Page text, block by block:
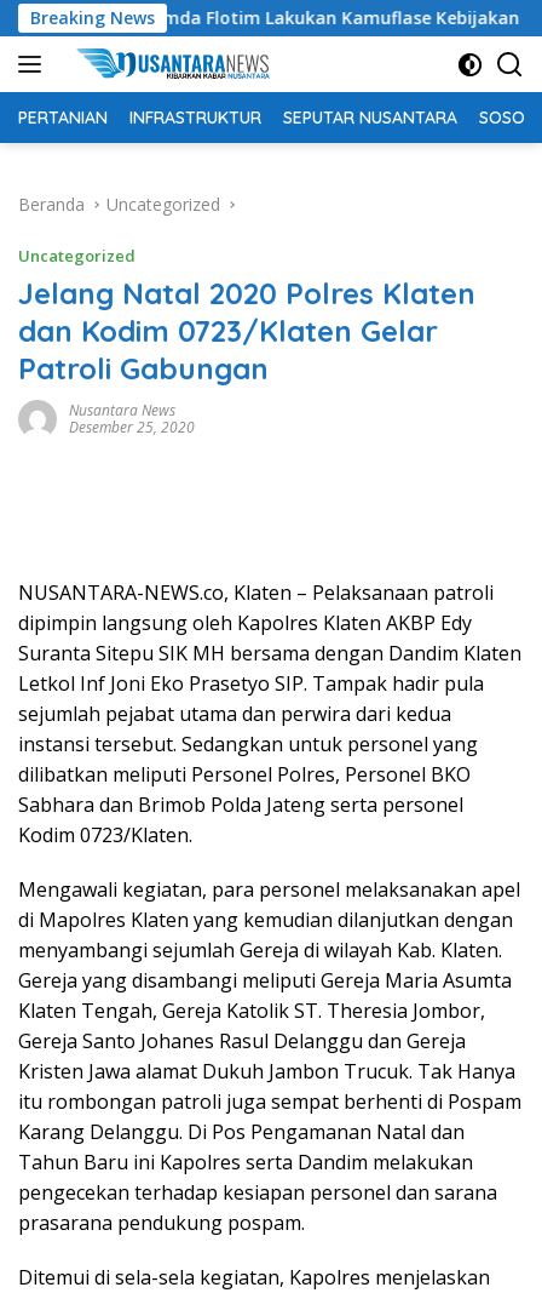
Langsung
ke
konten
Breaking News
Pemda Flotim Lakukan Kamuflase Kebijakan Politik
PERTANIAN INFRASTRUKTUR SEPUTAR NUSANTARA SOSOK
Beranda Uncategorized
Uncategorized
Jelang Natal 2020 Polres Klaten
dan Kodim 0723/Klaten Gelar
Patroli Gabungan
Nusantara News
Desember 25, 2020
NUSANTARA-NEWS.co, Klaten – Pelaksanaan patroli
dipimpin langsung oleh Kapolres Klaten AKBP Edy
Suranta Sitepu SIK MH bersama dengan Dandim Klaten
Letkol Inf Joni Eko Prasetyo SIP. Tampak hadir pula
sejumlah pejabat utama dan perwira dari kedua
instansi tersebut. Sedangkan untuk personel yang
dilibatkan meliputi Personel Polres, Personel BKO
Sabhara dan Brimob Polda Jateng serta personel
Kodim 0723/Klaten.
Mengawali kegiatan, para personel melaksanakan apel
di Mapolres Klaten yang kemudian dilanjutkan dengan
menyambangi sejumlah Gereja di wilayah Kab. Klaten.
Gereja yang disambangi meliputi Gereja Maria Asumta
Klaten Tengah, Gereja Katolik ST. Theresia Jombor,
Gereja Santo Johanes Rasul Delanggu dan Gereja
Kristen Jawa alamat Dukuh Jambon Trucuk. Tak Hanya
itu rombongan patroli juga sempat berhenti di Pospam
Karang Delanggu. Di Pos Pengamanan Natal dan
Tahun Baru ini Kapolres serta Dandim melakukan
pengecekan terhadap kesiapan personel dan sarana
prasarana pendukung pospam.
Ditemui di sela-sela kegiatan, Kapolres menjelaskan